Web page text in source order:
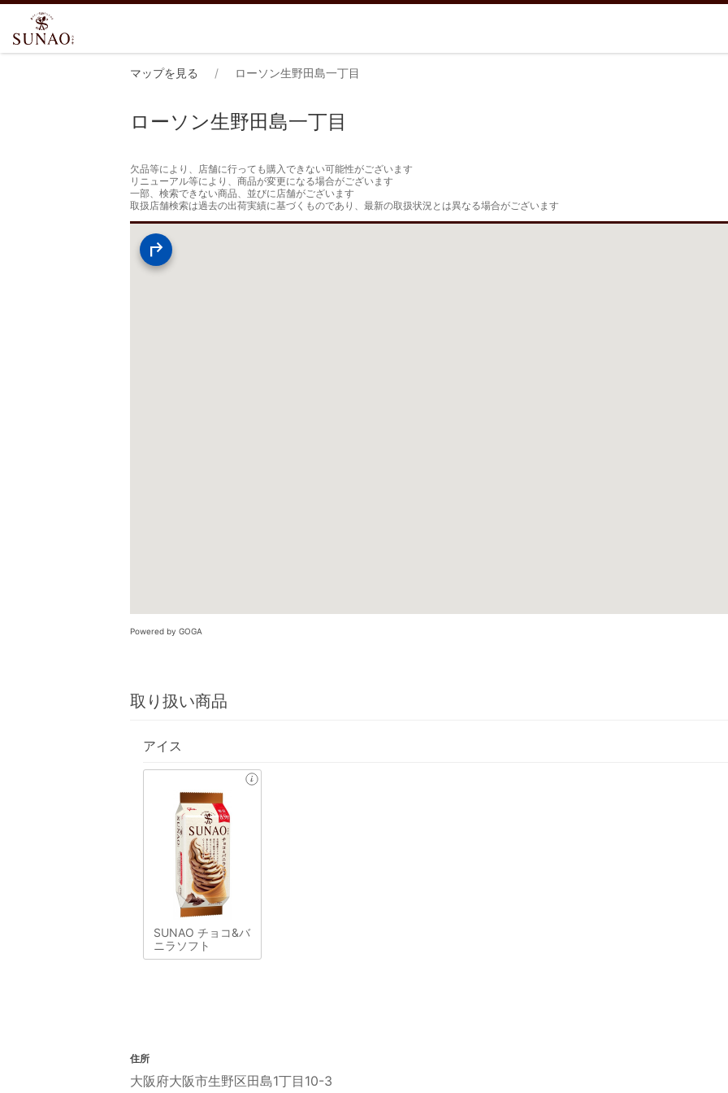
マップを見る ローソン生野田島一丁目
ローソン生野田島一丁目
欠品等により、店舗に行っても購入できない可能性がございます
リニューアル等により、商品が変更になる場合がございます
一部、検索できない商品、並びに店舗がございます
取扱店舗検索は過去の出荷実績に基づくものであり、最新の取扱状況とは異なる場合がございます
Powered by GOGA
取り扱い商品
アイス
SUNAO チョコ&バ
ニラソフト
住所
大阪府大阪市生野区田島1丁目10-3